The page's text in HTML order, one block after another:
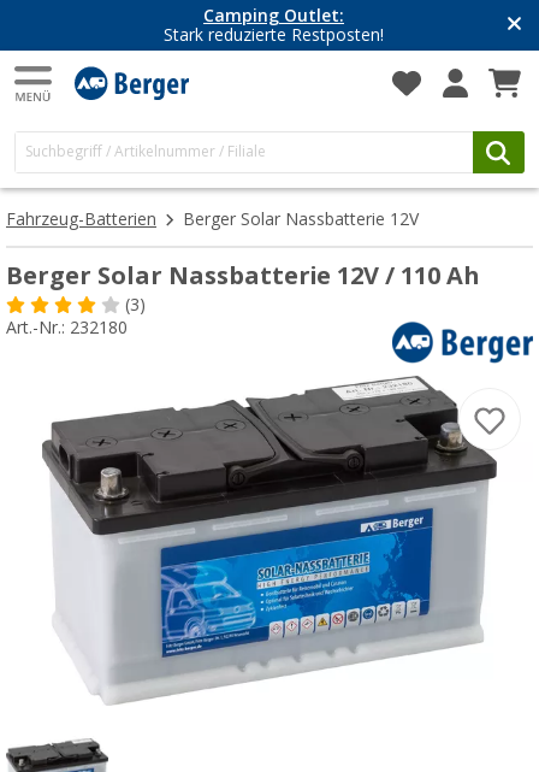
Camping Outlet:
Stark reduzierte Restposten!
Fahrzeug-Batterien Berger Solar Nassbatterie 12V
Berger Solar Nassbatterie 12V / 110 Ah
(3)
Art.-Nr.: 232180